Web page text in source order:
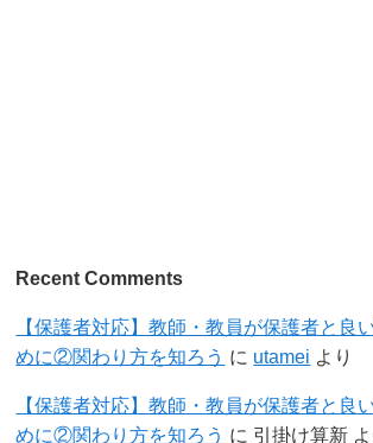
Recent Comments
【保護者対応】教師・教員が保護者と良
めに②関わり方を知ろう に utamei より
【保護者対応】教師・教員が保護者と良
めに②関わり方を知ろう に 引掛け算新